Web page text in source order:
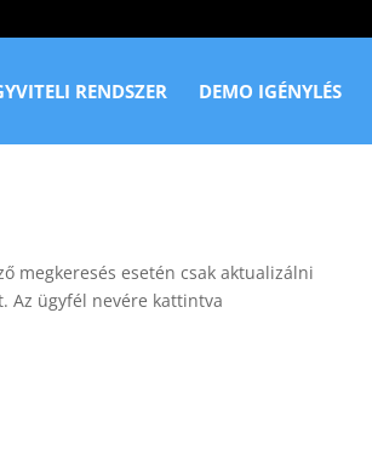
RENDSZER DEMO IGÉNYLÉS
megkeresés esetén csak aktualizálni
Az ügyfél nevére kattintva